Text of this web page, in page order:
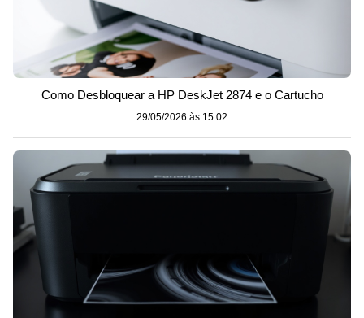
Como Desbloquear a HP DeskJet 2874 e o Cartucho
29/05/2026 às 15:02